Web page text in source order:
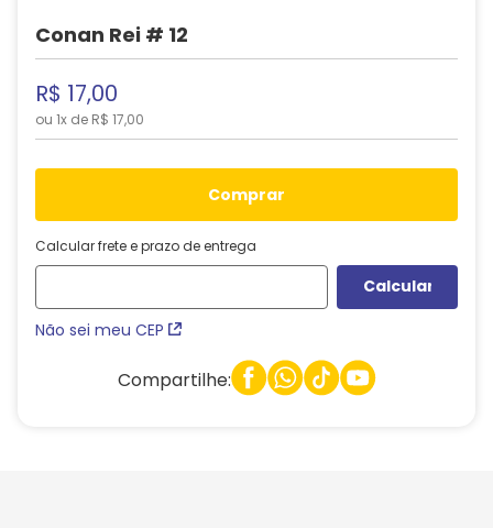
Conan Rei # 12
R$ 17,00
ou 1x de R$ 17,00
comprar
Calcular frete e prazo de entrega
Não sei meu CEP
Compartilhe: